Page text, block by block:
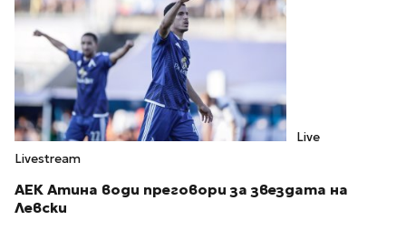
Live
Livestream
АЕК Атина води преговори за звездата на
Левски